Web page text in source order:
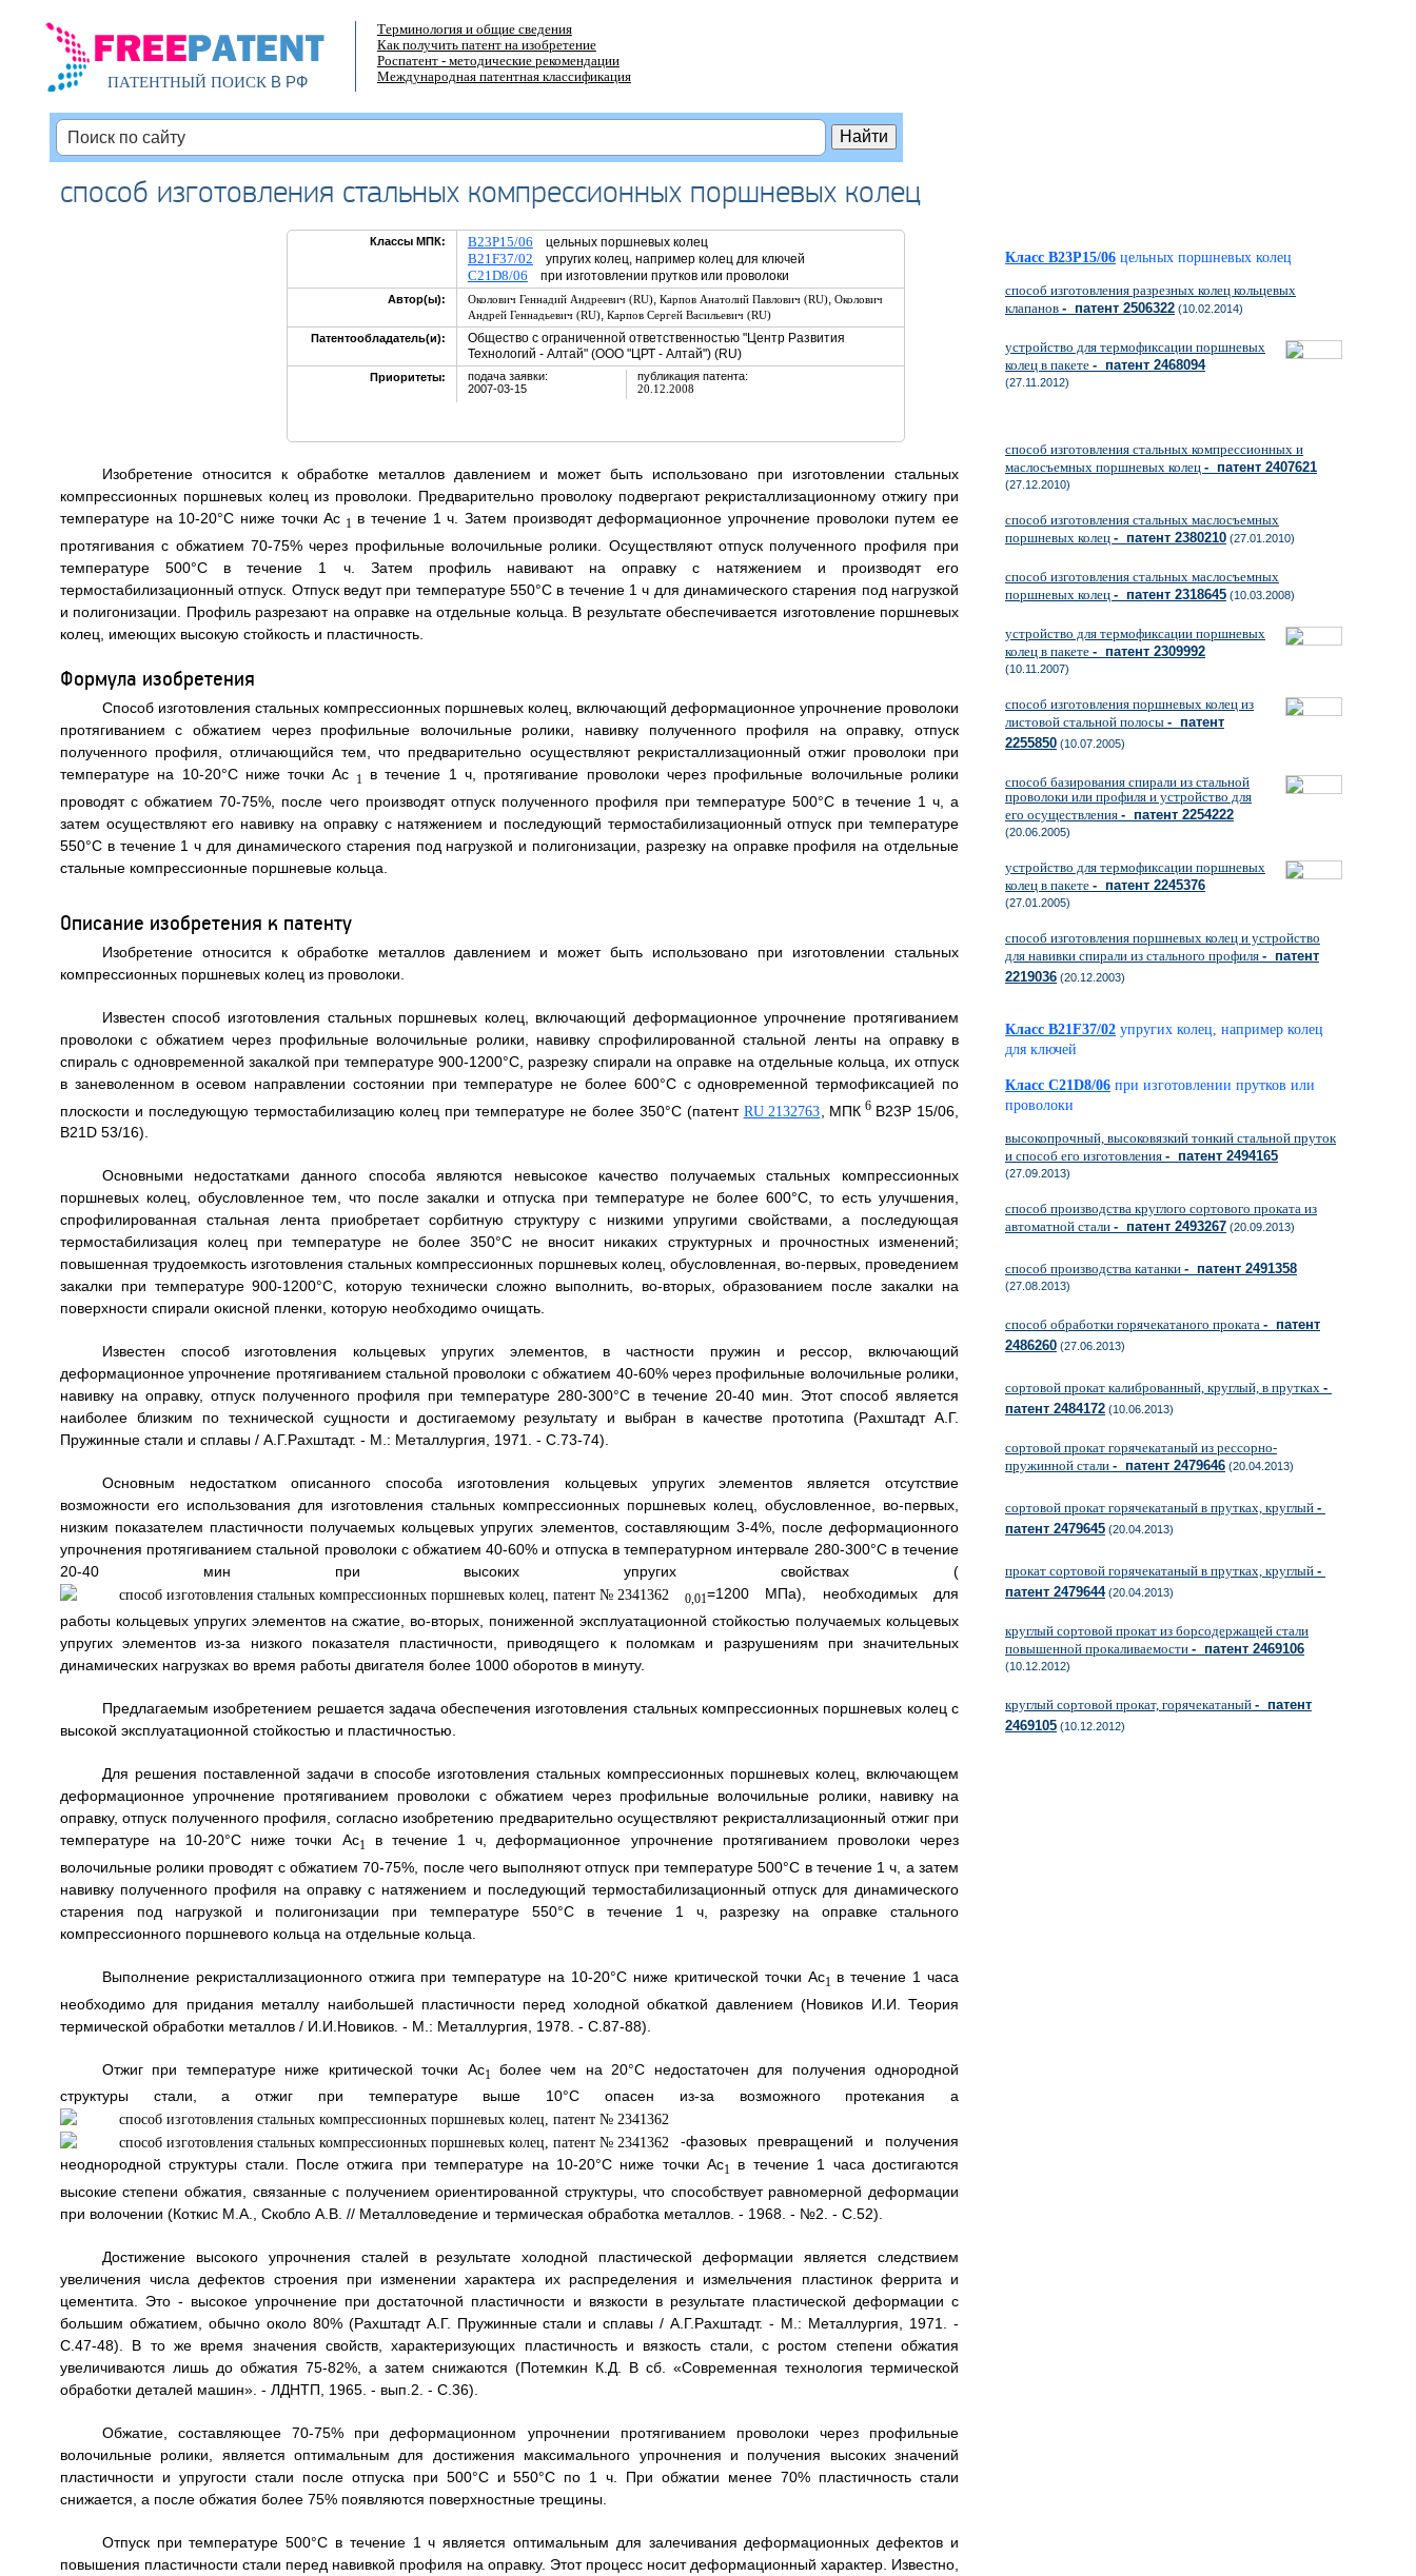
ПАТЕНТНЫЙ ПОИСКВ РФ
Терминология и общие сведения
Как получить патент на изобретение
Роспатент - методические рекомендации
Международная патентная классификация
способ изготовления стальных компрессионных поршневых колец
Классы МПК: B23P15/06 цельных поршневых колец
B21F37/02 упругих колец, например колец для ключей
C21D8/06 при изготовлении прутков или проволоки
Автор(ы): Околович Геннадий Андреевич (RU), Карпов Анатолий Павлович (RU), Околович
Андрей Геннадьевич (RU), Карпов Сергей Васильевич (RU)
Патентообладатель(и):
Общество с ограниченной ответственностью "Центр Развития
Технологий - Алтай" (ООО "ЦРТ - Алтай") (RU)
Приоритеты:
подача заявки:
2007-03-15
публикация патента:
20.12.2008
Изобретение относится к обработке металлов давлением и может быть использовано при изготовлении стальных
компрессионных поршневых колец из проволоки. Предварительно проволоку подвергают рекристаллизационному отжигу при
температуре на 10-20°С ниже точки Ас 1 в течение 1 ч. Затем производят деформационное упрочнение проволоки путем ее
протягивания с обжатием 70-75% через профильные волочильные ролики. Осуществляют отпуск полученного профиля при
температуре 500°С в течение 1 ч. Затем профиль навивают на оправку с натяжением и производят его
термостабилизационный отпуск. Отпуск ведут при температуре 550°С в течение 1 ч для динамического старения под нагрузкой
и полигонизации. Профиль разрезают на оправке на отдельные кольца. В результате обеспечивается изготовление поршневых
колец, имеющих высокую стойкость и пластичность.
Формула изобретения
Способ изготовления стальных компрессионных поршневых колец, включающий деформационное упрочнение проволоки
протягиванием с обжатием через профильные волочильные ролики, навивку полученного профиля на оправку, отпуск
полученного профиля, отличающийся тем, что предварительно осуществляют рекристаллизационный отжиг проволоки при
температуре на 10-20°С ниже точки Ac 1
в течение 1 ч, протягивание проволоки через профильные волочильные ролики
проводят с обжатием 70-75%, после чего производят отпуск полученного профиля при температуре 500°С в течение 1 ч, а
затем осуществляют его навивку на оправку с натяжением и последующий термостабилизационный отпуск при температуре
550°С в течение 1 ч для динамического старения под нагрузкой и полигонизации, разрезку на оправке профиля на отдельные
стальные компрессионные поршневые кольца.
Описание изобретения к патенту
Изобретение относится к обработке металлов давлением и может быть использовано при изготовлении стальных
компрессионных поршневых колец из проволоки.
Известен способ изготовления стальных поршневых колец, включающий деформационное упрочнение протягиванием
проволоки с обжатием через профильные волочильные ролики, навивку спрофилированной стальной ленты на оправку в
спираль с одновременной закалкой при температуре 900-1200°С, разрезку спирали на оправке на отдельные кольца, их отпуск
в заневоленном в осевом направлении состоянии при температуре не более 600°С с одновременной термофиксацией по
плоскости и последующую термостабилизацию колец при температуре не более 350°С (патент RU 2132763 , МПК 6 B23P 15/06,
В21D 53/16).
Основными недостатками данного способа являются невысокое качество получаемых стальных компрессионных
поршневых колец, обусловленное тем, что после закалки и отпуска при температуре не более 600°С, то есть улучшения,
спрофилированная стальная лента приобретает сорбитную структуру с низкими упругими свойствами, а последующая
термостабилизация колец при температуре не более 350°С не вносит никаких структурных и прочностных изменений;
повышенная трудоемкость изготовления стальных компрессионных поршневых колец, обусловленная, во-первых, проведением
закалки при температуре 900-1200°С, которую технически сложно выполнить, во-вторых, образованием после закалки на
поверхности спирали окисной пленки, которую необходимо очищать.
Известен способ изготовления кольцевых упругих элементов, в частности пружин и рессор, включающий
деформационное упрочнение протягиванием стальной проволоки с обжатием 40-60% через профильные волочильные ролики,
навивку на оправку, отпуск полученного профиля при температуре 280-300°С в течение 20-40 мин. Этот способ является
наиболее близким по технической сущности и достигаемому результату и выбран в качестве прототипа (Рахштадт А.Г.
Пружинные стали и сплавы / А.Г.Рахштадт. - М.: Металлургия, 1971. - С.73-74).
Основным недостатком описанного способа изготовления кольцевых упругих элементов является отсутствие
возможности его использования для изготовления стальных компрессионных поршневых колец, обусловленное, во-первых,
низким показателем пластичности получаемых кольцевых упругих элементов, составляющим 3-4%, после деформационного
упрочнения протягиванием стальной проволоки с обжатием 40-60% и отпуска в температурном интервале 280-300°С в течение
20-40 мин при высоких упругих свойствах (
0,01=1200 МПа), необходимых для
работы кольцевых упругих элементов на сжатие, во-вторых, пониженной эксплуатационной стойкостью получаемых кольцевых
упругих элементов из-за низкого показателя пластичности, приводящего к поломкам и разрушениям при значительных
динамических нагрузках во время работы двигателя более 1000 оборотов в минуту.
Предлагаемым изобретением решается задача обеспечения изготовления стальных компрессионных поршневых колец с
высокой эксплуатационной стойкостью и пластичностью.
Для решения поставленной задачи в способе изготовления стальных компрессионных поршневых колец, включающем
деформационное упрочнение протягиванием проволоки с обжатием через профильные волочильные ролики, навивку на
оправку, отпуск полученного профиля, согласно изобретению предварительно осуществляют рекристаллизационный отжиг при
температуре на 10-20°С ниже точки Ас1
в течение 1 ч, деформационное упрочнение протягиванием проволоки через
волочильные ролики проводят с обжатием 70-75%, после чего выполняют отпуск при температуре 500°С в течение 1 ч, а затем
навивку полученного профиля на оправку с натяжением и последующий термостабилизационный отпуск для динамического
старения под нагрузкой и полигонизации при температуре 550°С в течение 1 ч, разрезку на оправке стального
компрессионного поршневого кольца на отдельные кольца.
Выполнение рекристаллизационного отжига при температуре на 10-20°С ниже критической точки Ас1 в течение 1 часа
необходимо для придания металлу наибольшей пластичности перед холодной обкаткой давлением (Новиков И.И. Теория
термической обработки металлов / И.И.Новиков. - М.: Металлургия, 1978. - С.87-88).
Отжиг при температуре ниже критической точки Ас1
более чем на 20°С недостаточен для получения однородной
структуры стали, а отжиг при температуре выше 10°С опасен из-за возможного протекания а
-фазовых превращений и получения
неоднородной структуры стали. После отжига при температуре на 10-20°С ниже точки Ас1
в течение 1 часа достигаются
высокие степени обжатия, связанные с получением ориентированной структуры, что способствует равномерной деформации
при волочении (Коткис М.А., Скобло А.В. // Металловедение и термическая обработка металлов. - 1968. - №2. - С.52).
Достижение высокого упрочнения сталей в результате холодной пластической деформации является следствием
увеличения числа дефектов строения при изменении характера их распределения и измельчения пластинок феррита и
цементита. Это - высокое упрочнение при достаточной пластичности и вязкости в результате пластической деформации с
большим обжатием, обычно около 80% (Рахштадт А.Г. Пружинные стали и сплавы / А.Г.Рахштадт. - М.: Металлургия, 1971. -
С.47-48). В то же время значения свойств, характеризующих пластичность и вязкость стали, с ростом степени обжатия
увеличиваются лишь до обжатия 75-82%, а затем снижаются (Потемкин К.Д. В сб. «Современная технология термической
обработки деталей машин». - ЛДНТП, 1965. - вып.2. - С.36).
Обжатие, составляющее 70-75% при деформационном упрочнении протягиванием проволоки через профильные
волочильные ролики, является оптимальным для достижения максимального упрочнения и получения высоких значений
пластичности и упругости стали после отпуска при 500°С и 550°С по 1 ч. При обжатии менее 70% пластичность стали
снижается, а после обжатия более 75% появляются поверхностные трещины.
Отпуск при температуре 500°С в течение 1 ч является оптимальным для залечивания деформационных дефектов и
повышения пластичности стали перед навивкой профиля на оправку. Этот процесс носит деформационный характер. Известно,
Класс B23P15/06 цельных поршневых колец
способ изготовления разрезных колец кольцевых
клапанов - патент 2506322 (10.02.2014)
устройство для термофиксации поршневых
колец в пакете - патент 2468094
(27.11.2012)
способ изготовления стальных компрессионных и
маслосъемных поршневых колец - патент 2407621
(27.12.2010)
способ изготовления стальных маслосъемных
поршневых колец - патент 2380210 (27.01.2010)
способ изготовления стальных маслосъемных
поршневых колец - патент 2318645 (10.03.2008)
устройство для термофиксации поршневых
колец в пакете - патент 2309992
(10.11.2007)
способ изготовления поршневых колец из
листовой стальной полосы - патент
2255850 (10.07.2005)
способ базирования спирали из стальной
проволоки или профиля и устройство для
его осуществления - патент 2254222
(20.06.2005)
устройство для термофиксации поршневых
колец в пакете - патент 2245376
(27.01.2005)
способ изготовления поршневых колец и устройство
для навивки спирали из стального профиля - патент
2219036 (20.12.2003)
Класс B21F37/02 упругих колец, например колец
для ключей
Класс C21D8/06 при изготовлении прутков или
проволоки
высокопрочный, высоковязкий тонкий стальной пруток
и способ его изготовления - патент 2494165
(27.09.2013)
способ производства круглого сортового проката из
автоматной стали - патент 2493267 (20.09.2013)
способ производства катанки - патент 2491358
(27.08.2013)
способ обработки горячекатаного проката - патент
2486260 (27.06.2013)
сортовой прокат калиброванный, круглый, в прутках -
патент 2484172 (10.06.2013)
сортовой прокат горячекатаный из рессорно-
пружинной стали - патент 2479646 (20.04.2013)
сортовой прокат горячекатаный в прутках, круглый -
патент 2479645 (20.04.2013)
прокат сортовой горячекатаный в прутках, круглый -
патент 2479644(20.04.2013)
круглый сортовой прокат из борсодержащей стали
повышенной прокаливаемости - патент 2469106
(10.12.2012)
круглый сортовой прокат, горячекатаный - патент
2469105 (10.12.2012)